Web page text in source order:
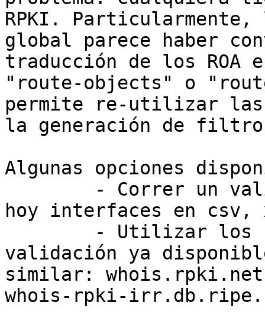
RPKI.
global parece haber
traducción de los ROA
"route-objects" o
permite re-utilizar las
la generación de
Algunas opciones
hoy interfaces en csv,
validación ya
similar: whois.rpki.net
whois-rpki-